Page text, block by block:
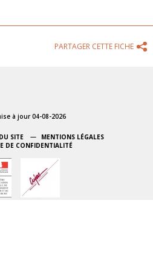
PARTAGER CETTE FICHE
à jour 04-08-2026
SITE
MENTIONS LÉGALES
DE CONFIDENTIALITÉ